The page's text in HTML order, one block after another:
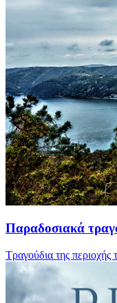
Παραδοσιακά
Τραγούδια της περιοχής